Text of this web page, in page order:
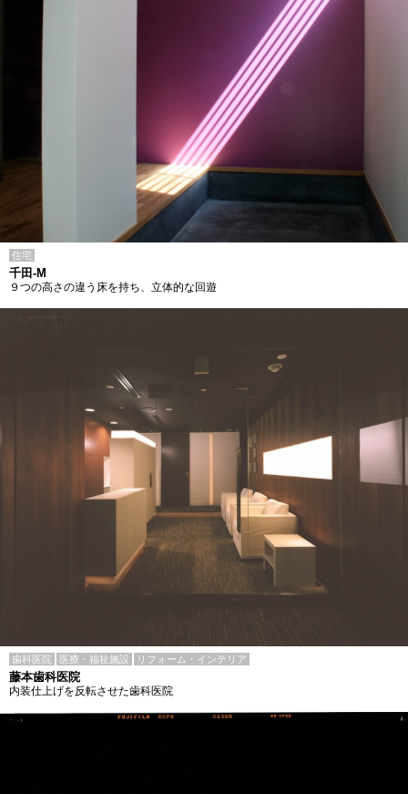
住宅
千田-M
９つの高さの違う床を持ち、立体的な回遊
歯科医院 医療・福祉施設 リフォーム・インテリア
藤本歯科医院
内装仕上げを反転させた歯科医院